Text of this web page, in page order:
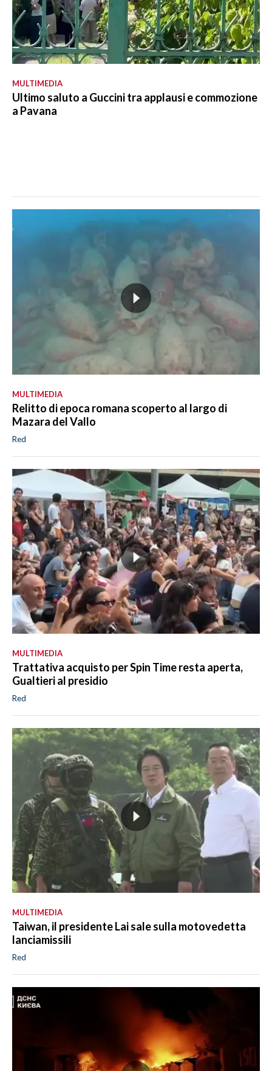
MULTIMEDIA
Ultimo saluto a Guccini tra applausi e commozione
a Pavana
MULTIMEDIA
Relitto di epoca romana scoperto al largo di
Mazara del Vallo
Red
MULTIMEDIA
Trattativa acquisto per Spin Time resta aperta,
Gualtieri al presidio
Red
MULTIMEDIA
Taiwan, il presidente Lai sale sulla motovedetta
lanciamissili
Red